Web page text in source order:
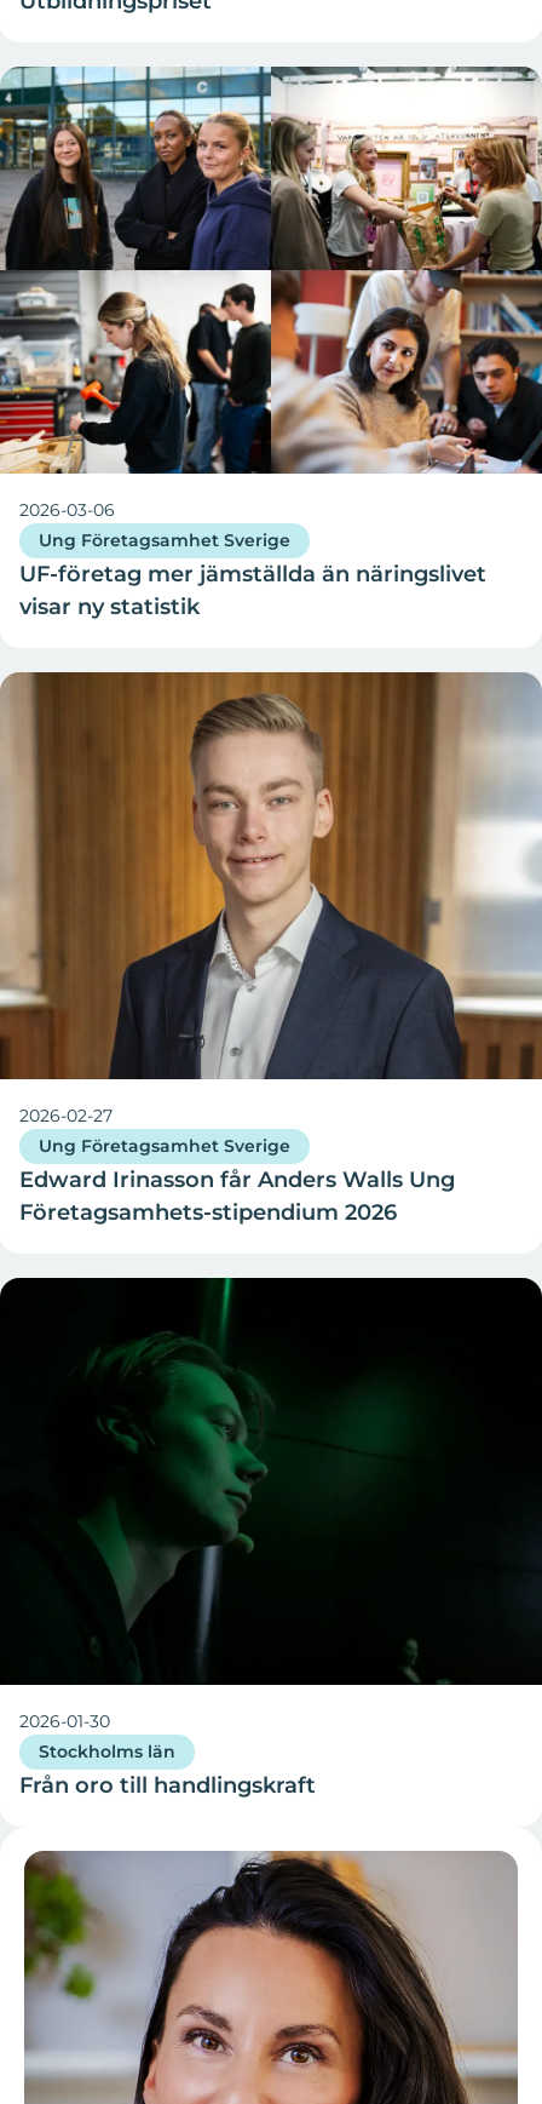
2026-03-06
Ung Företagsamhet Sverige
UF-företag mer jämställda än näringslivet
visar ny statistik
2026-02-27
Ung Företagsamhet Sverige
Edward Irinasson får Anders Walls Ung
Företagsamhets-stipendium 2026
2026-01-30
Stockholms län
Från oro till handlingskraft